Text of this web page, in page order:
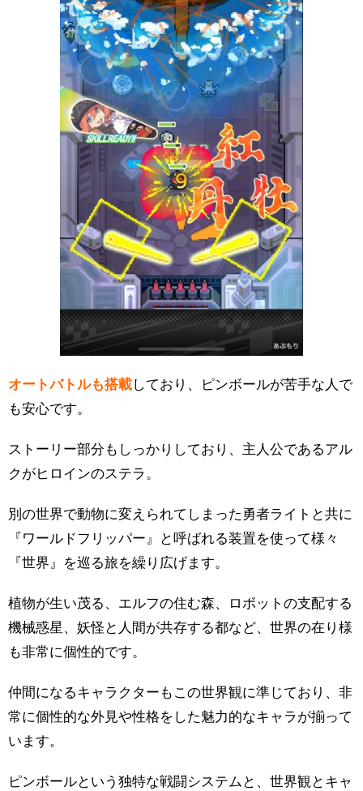
オートバトルも搭載しており、ピンボールが苦手な人で
も安心です。
ストーリー部分もしっかりしており、主人公であるアル
クがヒロインのステラ。
別の世界で動物に変えられてしまった勇者ライトと共に
『ワールドフリッパー』と呼ばれる装置を使って様々
『世界』を巡る旅を繰り広げます。
植物が生い茂る、エルフの住む森、ロボットの支配する
機械惑星、妖怪と人間が共存する都など、世界の在り様
も非常に個性的です。
仲間になるキャラクターもこの世界観に準じており、非
常に個性的な外見や性格をした魅力的なキャラが揃って
います。
ピンボールという独特な戦闘システムと、世界観とキャ